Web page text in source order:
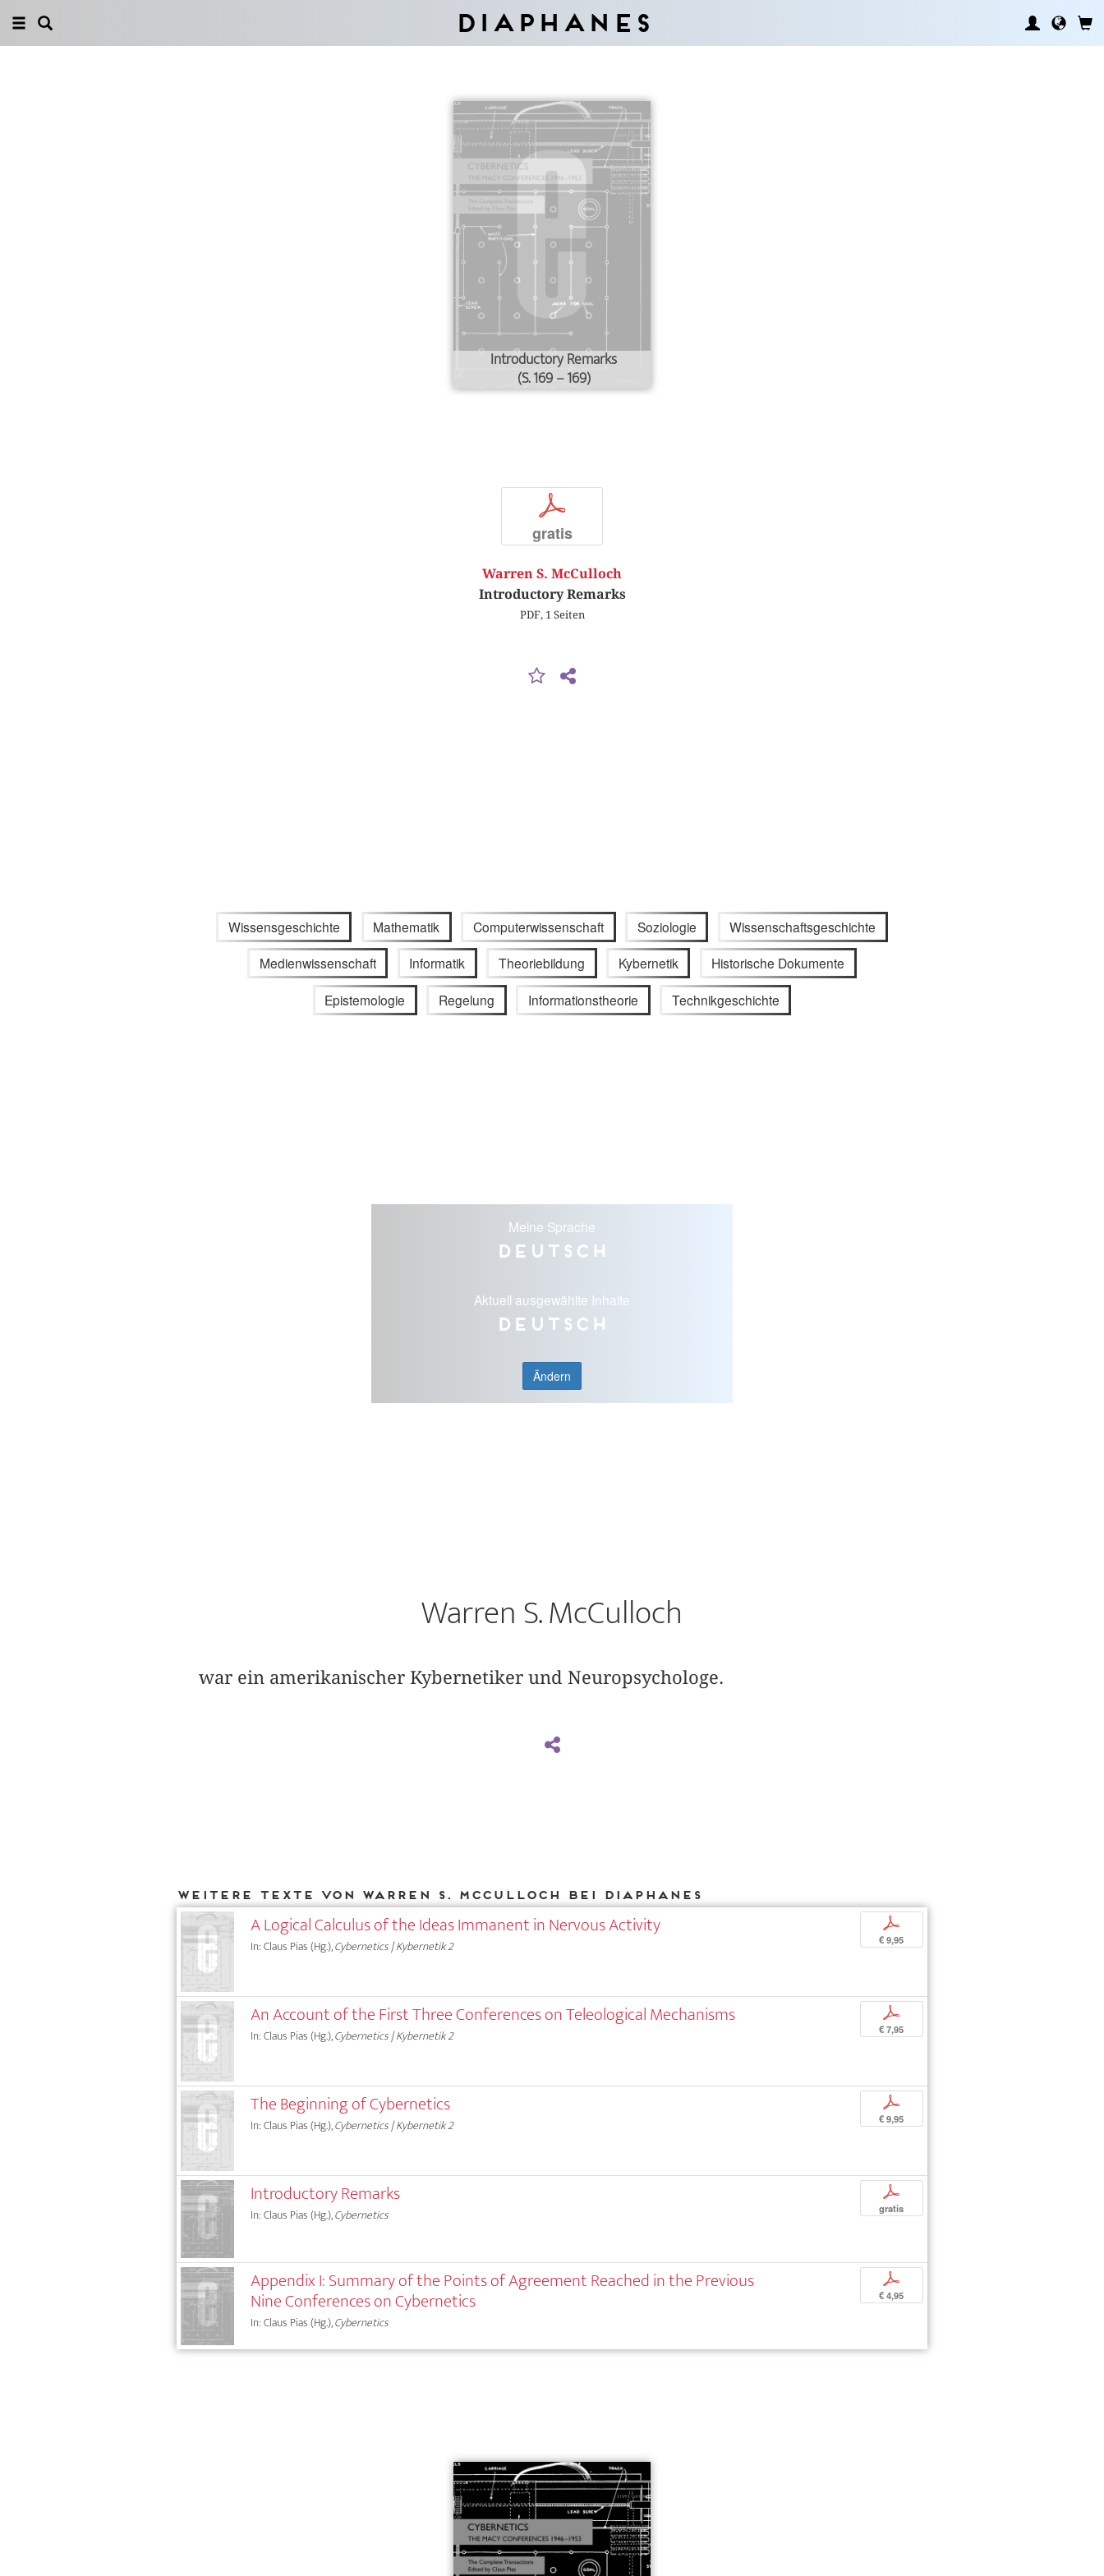
Diaphanes
Introductory Remarks
(S. 169 – 169)
p
gratis
Warren S. McCulloch
Introductory Remarks
PDF, 1 Seiten
Wissensgeschichte Mathematik Computerwissenschaft Soziologie Wissenschaftsgeschichte
Medienwissenschaft Informatik Theoriebildung Kybernetik Historische Dokumente
Epistemologie Regelung Informationstheorie Technikgeschichte
Meine Sprache
Deutsch
Aktuell ausgewählte Inhalte
Deutsch
Ändern
Warren S. McCulloch
war ein amerikanischer Kybernetiker und Neuropsychologe.
Weitere Texte von Warren S. McCulloch bei DIAPHANES
A Logical Calculus of the Ideas Immanent in Nervous Activity
In: Claus Pias (Hg.),Cybernetics | Kybernetik 2
p
€ 9,95
An Account of the First Three Conferences on Teleological Mechanisms
In: Claus Pias (Hg.),Cybernetics | Kybernetik 2
p
€ 7,95
The Beginning of Cybernetics
In: Claus Pias (Hg.),Cybernetics | Kybernetik 2
p
€ 9,95
Introductory Remarks
In: Claus Pias (Hg.),Cybernetics
p
gratis
Appendix I: Summary of the Points of Agreement Reached in the Previous
Nine Conferences on Cybernetics
In: Claus Pias (Hg.),Cybernetics
p
€ 4,95